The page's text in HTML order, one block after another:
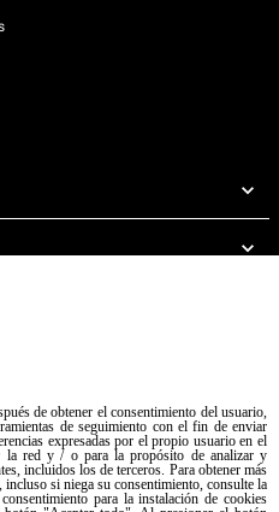
reservados. Reg. Imp. Padova
Privacy policy Cookie policy
de obtener el consentimiento del usuario,
de seguimiento con el fin de enviar
expresadas por el propio usuario en el
la red y / o para la propósito de analizar y
incluidos los de terceros. Para obtener más
si niega su consentimiento, consulte la
para la instalación de cookies